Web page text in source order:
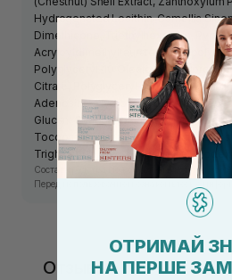
Hydrogenated Lecithin, Camellia
Dimethicone, Triethylhexanoin, Pvp,
Acryloyldimethyltaurate/Vp
Polyglyceryl-10 Oleate,
Citrate, Polyglyceryl-10 Laurate,
Adenosine, Hydrolyzed Extensin,
Glucan, Cyanocobalamin,
Tocopherol, Propanediol, Sucrose
Triglyceride, Hydroxypropyl
Состав средства может изменяться
Перед использованием ознакомьтесь с
Отзывы
ОТРИМАЙ
НА ПЕРШЕ